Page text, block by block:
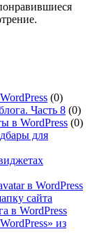
(0)
Часть 8 (0)
в WordPress (0)
для
в WordPress
сайта
в WordPress
из